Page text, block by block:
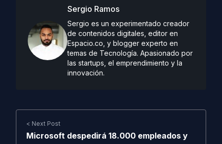
Sergio Ramos
Sergio es un experimentado creador
de contenidos digitales, editor en
Espacio.co, y blogger experto en
temas de Tecnología. Apasionado por
las startups, el emprendimiento y la
innovación.
< Next Post
Microsoft despedirá 18.000 empleados y